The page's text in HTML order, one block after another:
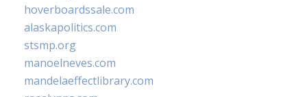
hoverboardssale.com
alaskapolitics.com
stsmp.org
manoelneves.com
mandelaeffectlibrary.com